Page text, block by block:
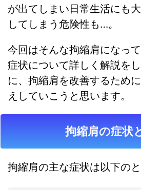
が出てしまい日常生活にも
してしまう危険性も…。
今回はそんな拘縮肩になって
症状について詳しく解説を
に、拘縮肩を改善するため
えしていこうと思います。
拘縮肩の症状
拘縮肩の主な症状は以下のと